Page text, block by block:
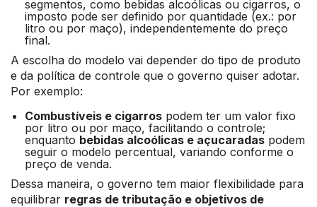
segmentos, como bebidas alcoólicas ou cigarros, o
imposto pode ser definido por quantidade (ex.: por
litro ou por maço), independentemente do preço
final.
A escolha do modelo vai depender do tipo de produto
e da política de controle que o governo quiser adotar.
Por exemplo:
Combustíveis e cigarros podem ter um valor fixo
por litro ou por maço, facilitando o controle;
enquanto bebidas alcoólicas e açucaradas podem
seguir o modelo percentual, variando conforme o
preço de venda.
Dessa maneira, o governo tem maior flexibilidade para
equilibrar regras de tributação e objetivos de